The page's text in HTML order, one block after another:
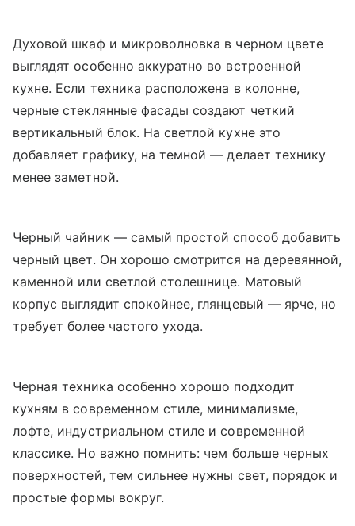
Духовой шкаф и микроволновка в черном цвете
выглядят особенно аккуратно во встроенной
кухне. Если техника расположена в колонне,
черные стеклянные фасады создают четкий
вертикальный блок. На светлой кухне это
добавляет графику, на темной — делает технику
менее заметной.
Черный чайник — самый простой способ добавить
черный цвет. Он хорошо смотрится на деревянной,
каменной или светлой столешнице. Матовый
корпус выглядит спокойнее, глянцевый — ярче, но
требует более частого ухода.
Черная техника особенно хорошо подходит
кухням в современном стиле, минимализме,
лофте, индустриальном стиле и современной
классике. Но важно помнить: чем больше черных
поверхностей, тем сильнее нужны свет, порядок и
простые формы вокруг.